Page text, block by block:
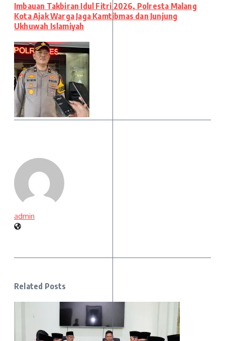
Imbauan Takbiran Idul Fitri 2026, Polresta Malang
Kota Ajak Warga Jaga Kamtibmas dan Junjung
Ukhuwah Islamiyah
admin
Related Posts